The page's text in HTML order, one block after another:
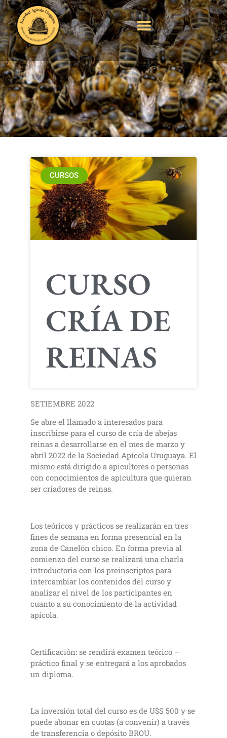
CURSOS
CURSO
CRÍA DE
REINAS
SETIEMBRE 2022
Se abre el llamado a interesados para
inscribirse para el curso de cría de abejas
reinas a desarrollarse en el mes de marzo y
abril 2022 de la Sociedad Apícola Uruguaya. El
mismo está dirigido a apicultores o personas
con conocimientos de apicultura que quieran
ser criadores de reinas.
Los teóricos y prácticos se realizarán en tres
fines de semana en forma presencial en la
zona de Canelón chico. En forma previa al
comienzo del curso se realizará una charla
introductoria con los preinscriptos para
intercambiar los contenidos del curso y
analizar el nivel de los participantes en
cuanto a su conocimiento de la actividad
apícola.
Certificación: se rendirá examen teórico –
práctico final y se entregará a los aprobados
un diploma.
La inversión total del curso es de U$S 500 y se
puede abonar en cuotas (a convenir) a través
de transferencia o depósito BROU.